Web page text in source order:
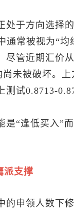
处于方向选择
通常被视为“均
尽管近期汇价
未被破坏。
测试0.8713-
是“逢低买入”
派支撑
的申领人数下